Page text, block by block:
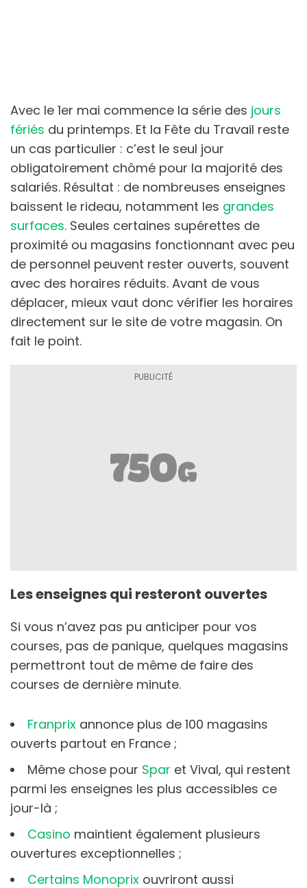
Avec le 1er mai commence la série des jours
fériés du printemps. Et la Fête du Travail reste
un cas particulier : c’est le seul jour
obligatoirement chômé pour la majorité des
salariés. Résultat : de nombreuses enseignes
baissent le rideau, notamment les grandes
surfaces. Seules certaines supérettes de
proximité ou magasins fonctionnant avec peu
de personnel peuvent rester ouverts, souvent
avec des horaires réduits. Avant de vous
déplacer, mieux vaut donc vérifier les horaires
directement sur le site de votre magasin. On
fait le point.
Les enseignes qui resteront ouvertes
Si vous n’avez pas pu anticiper pour vos
courses, pas de panique, quelques magasins
permettront tout de même de faire des
courses de dernière minute.
Franprix annonce plus de 100 magasins
ouverts partout en France ;
Même chose pour Spar et Vival, qui restent
parmi les enseignes les plus accessibles ce
jour-là ;
Casino maintient également plusieurs
ouvertures exceptionnelles ;
Certains Monoprix ouvriront aussi